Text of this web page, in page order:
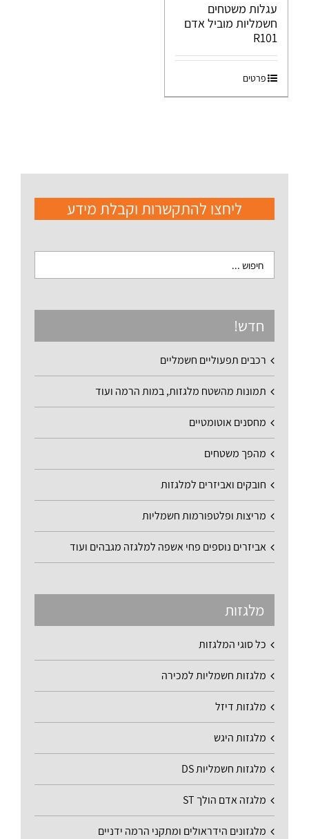
עגלות משטחים
חשמליות מוביל אדם
R101
פרטים
ליחצו להתקשרות וקבלת מידע
חדש!
רכבים תפעוליים חשמליים
תמונות מהשטח מלגזות, במות הרמה ועוד
מחסנים אוטומטיים
מהפך משטחים
חובקים ואביזרים למלגזות
מריצות ופלטפורמות חשמליות
אביזרים נוספים פחי אשפה למלגזה מגבהים ועוד
מלגזות
כל סוגי המלגזות
מלגזות חשמליות למכירה
מלגזות דיזל
מלגזות היגש
מלגזות חשמליות DS
מלגזה אדם הולך ST
מלגזונים הידראולים ומתקני הרמה ידניים